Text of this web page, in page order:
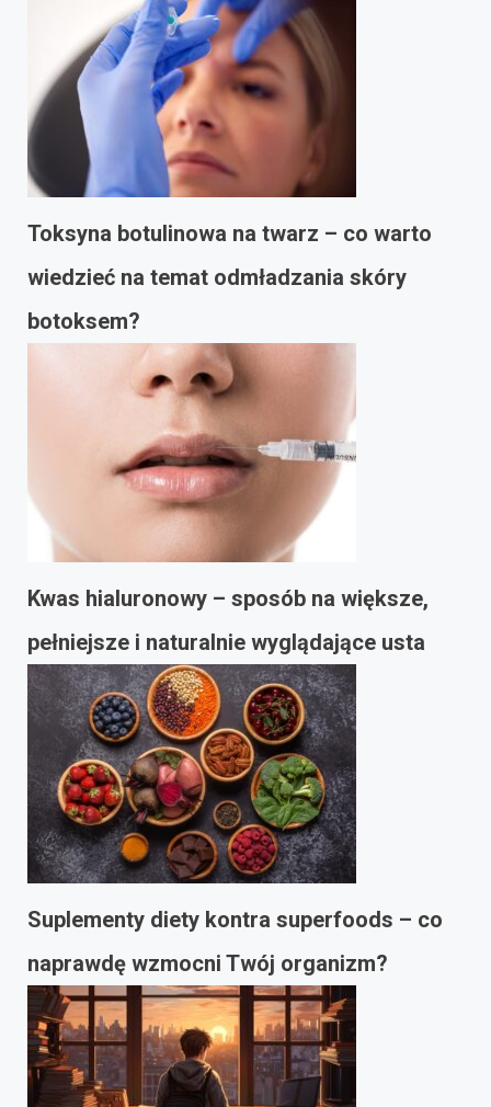
Toksyna botulinowa na twarz – co warto
wiedzieć na temat odmładzania skóry
botoksem?
Kwas hialuronowy – sposób na większe,
pełniejsze i naturalnie wyglądające usta
Suplementy diety kontra superfoods – co
naprawdę wzmocni Twój organizm?